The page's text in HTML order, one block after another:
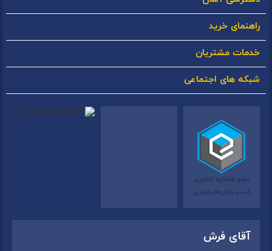
راهنمای خرید
خدمات مشتریان
شبکه های اجتماعی
آقای فرش